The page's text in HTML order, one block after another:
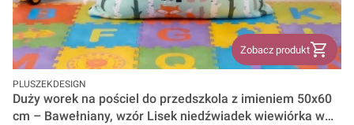
Zobacz produkt
PRODUCENT
PLUSZEKDESIGN
Duży worek na pościel do przedszkola z imieniem 50x60
cm – Bawełniany, wzór Lisek niedźwiadek wiewiórka w